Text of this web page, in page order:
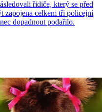
řidiče, který se před
zapojena celkem tři policejní
dopadnout podařilo.